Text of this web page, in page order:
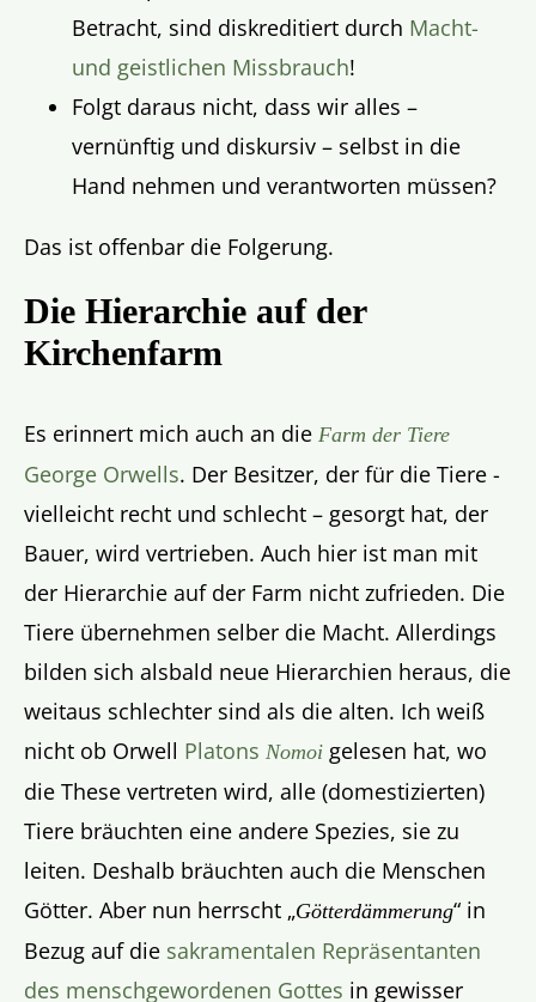
Betracht, sind diskreditiert durch Macht-
und geistlichen Missbrauch!
Folgt daraus nicht, dass wir alles –
vernünftig und diskursiv – selbst in die
Hand nehmen und verantworten müssen?
Das ist offenbar die Folgerung.
Die Hierarchie auf der
Kirchenfarm
Es erinnert mich auch an die Farm der Tiere
George Orwells. Der Besitzer, der für die Tiere -
vielleicht recht und schlecht – gesorgt hat, der
Bauer, wird vertrieben. Auch hier ist man mit
der Hierarchie auf der Farm nicht zufrieden. Die
Tiere übernehmen selber die Macht. Allerdings
bilden sich alsbald neue Hierarchien heraus, die
weitaus schlechter sind als die alten. Ich weiß
nicht ob Orwell Platons Nomoi gelesen hat, wo
die These vertreten wird, alle (domestizierten)
Tiere bräuchten eine andere Spezies, sie zu
leiten. Deshalb bräuchten auch die Menschen
Götter. Aber nun herrscht „Götterdämmerung“ in
Bezug auf die sakramentalen Repräsentanten
des menschgewordenen Gottes in gewisser